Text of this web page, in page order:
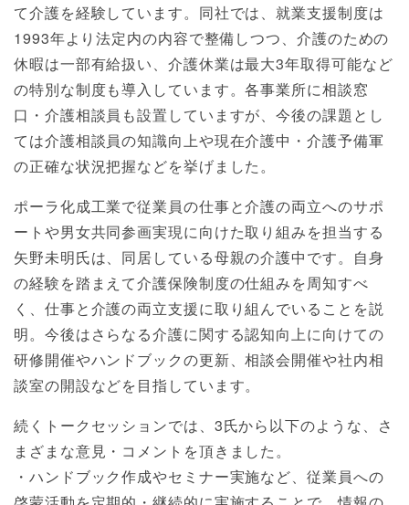
て介護を経験しています。同社では、就業支援制度は
1993年より法定内の内容で整備しつつ、介護のための
休暇は一部有給扱い、介護休業は最大3年取得可能など
の特別な制度も導入しています。各事業所に相談窓
口・介護相談員も設置していますが、今後の課題とし
ては介護相談員の知識向上や現在介護中・介護予備軍
の正確な状況把握などを挙げました。
ポーラ化成工業で従業員の仕事と介護の両立へのサポ
ートや男女共同参画実現に向けた取り組みを担当する
矢野未明氏は、同居している母親の介護中です。自身
の経験を踏まえて介護保険制度の仕組みを周知すべ
く、仕事と介護の両立支援に取り組んでいることを説
明。今後はさらなる介護に関する認知向上に向けての
研修開催やハンドブックの更新、相談会開催や社内相
談室の開設などを目指しています。
続くトークセッションでは、3氏から以下のような、さ
まざまな意見・コメントを頂きました。
・ハンドブック作成やセミナー実施など、従業員への